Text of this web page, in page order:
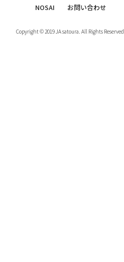
NOSAI
お問い合わせ
Copyright © 2019 JA satoura. All Rights Reserved.